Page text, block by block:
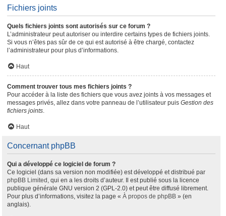
Fichiers joints
Quels fichiers joints sont autorisés sur ce forum ?
L’administrateur peut autoriser ou interdire certains types de fichiers joints.
Si vous n’êtes pas sûr de ce qui est autorisé à être chargé, contactez
l’administrateur pour plus d’informations.
Haut
Comment trouver tous mes fichiers joints ?
Pour accéder à la liste des fichiers que vous avez joints à vos messages et
messages privés, allez dans votre panneau de l’utilisateur puis Gestion des
fichiers joints.
Haut
Concernant phpBB
Qui a développé ce logiciel de forum ?
Ce logiciel (dans sa version non modifiée) est développé et distribué par
phpBB Limited , qui en a les droits d’auteur. Il est publié sous la licence
publique générale GNU version 2 (GPL-2.0) et peut être diffusé librement.
Pour plus d’informations, visitez la page « À propos de phpBB » (en
anglais).